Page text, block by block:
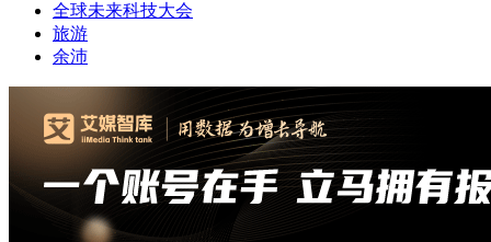
全球未来科技大会
旅游
余沛